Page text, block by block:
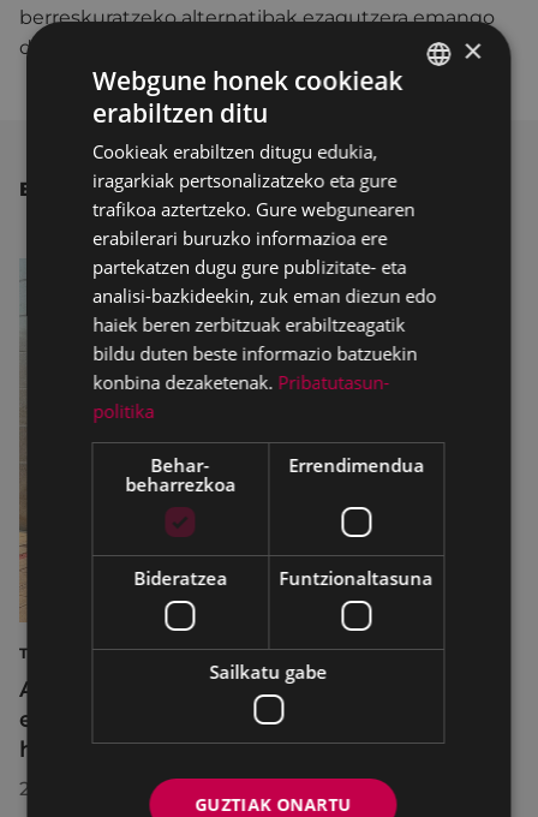
berreskuratzeko alternatibak ezagutzera emango
dira.
BESTE ALBISTE BATZUK
TURISMOA
Azahara Dominguez diputatuak Eibarko
eraldaketa turistikoa nabarmendu du
herrira egin duen bisitan
2026/07/30
×
Webgune honek cookieak
erabiltzen ditu
Cookieak erabiltzen ditugu edukia,
iragarkiak pertsonalizatzeko eta gure
trafikoa aztertzeko. Gure webgunearen
erabilerari buruzko informazioa ere
partekatzen dugu gure publizitate- eta
analisi-bazkideekin, zuk eman diezun edo
haiek beren zerbitzuak erabiltzeagatik
bildu duten beste informazio batzuekin
konbina dezaketenak. Pribatutasun-
politika
Behar-
beharrezkoa
Errendimendua
Bideratzea Funtzionaltasuna
Sailkatu gabe
GUZTIAK ONARTU